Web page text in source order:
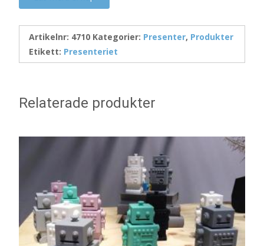
Artikelnr: 4710 Kategorier: Presenter, Produkter
Etikett: Presenteriet
Relaterade produkter